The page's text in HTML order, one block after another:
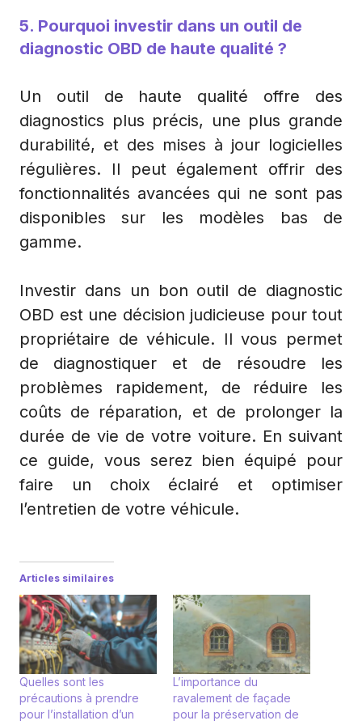
5. Pourquoi investir dans un outil de
diagnostic OBD de haute qualité ?
Un outil de haute qualité offre des
diagnostics plus précis, une plus grande
durabilité, et des mises à jour logicielles
régulières. Il peut également offrir des
fonctionnalités avancées qui ne sont pas
disponibles sur les modèles bas de
gamme.
Investir dans un bon outil de diagnostic
OBD est une décision judicieuse pour tout
propriétaire de véhicule. Il vous permet
de diagnostiquer et de résoudre les
problèmes rapidement, de réduire les
coûts de réparation, et de prolonger la
durée de vie de votre voiture. En suivant
ce guide, vous serez bien équipé pour
faire un choix éclairé et optimiser
l’entretien de votre véhicule.
Articles similaires
Quelles sont les
précautions à prendre
pour l’installation d’un
L’importance du
ravalement de façade
pour la préservation de